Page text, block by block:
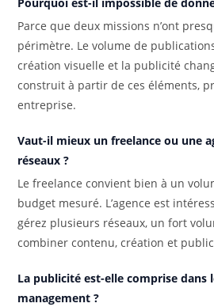
Parce que deux missions n’ont
périmètre. Le volume de
création visuelle et la publicité
construit à partir de ces éléments,
entreprise.
Vaut-il mieux un freelance ou une
réseaux ?
Le freelance convient bien à un
budget mesuré. L’agence est
gérez plusieurs réseaux, un fort
combiner contenu, création et
La publicité est-elle comprise
management ?